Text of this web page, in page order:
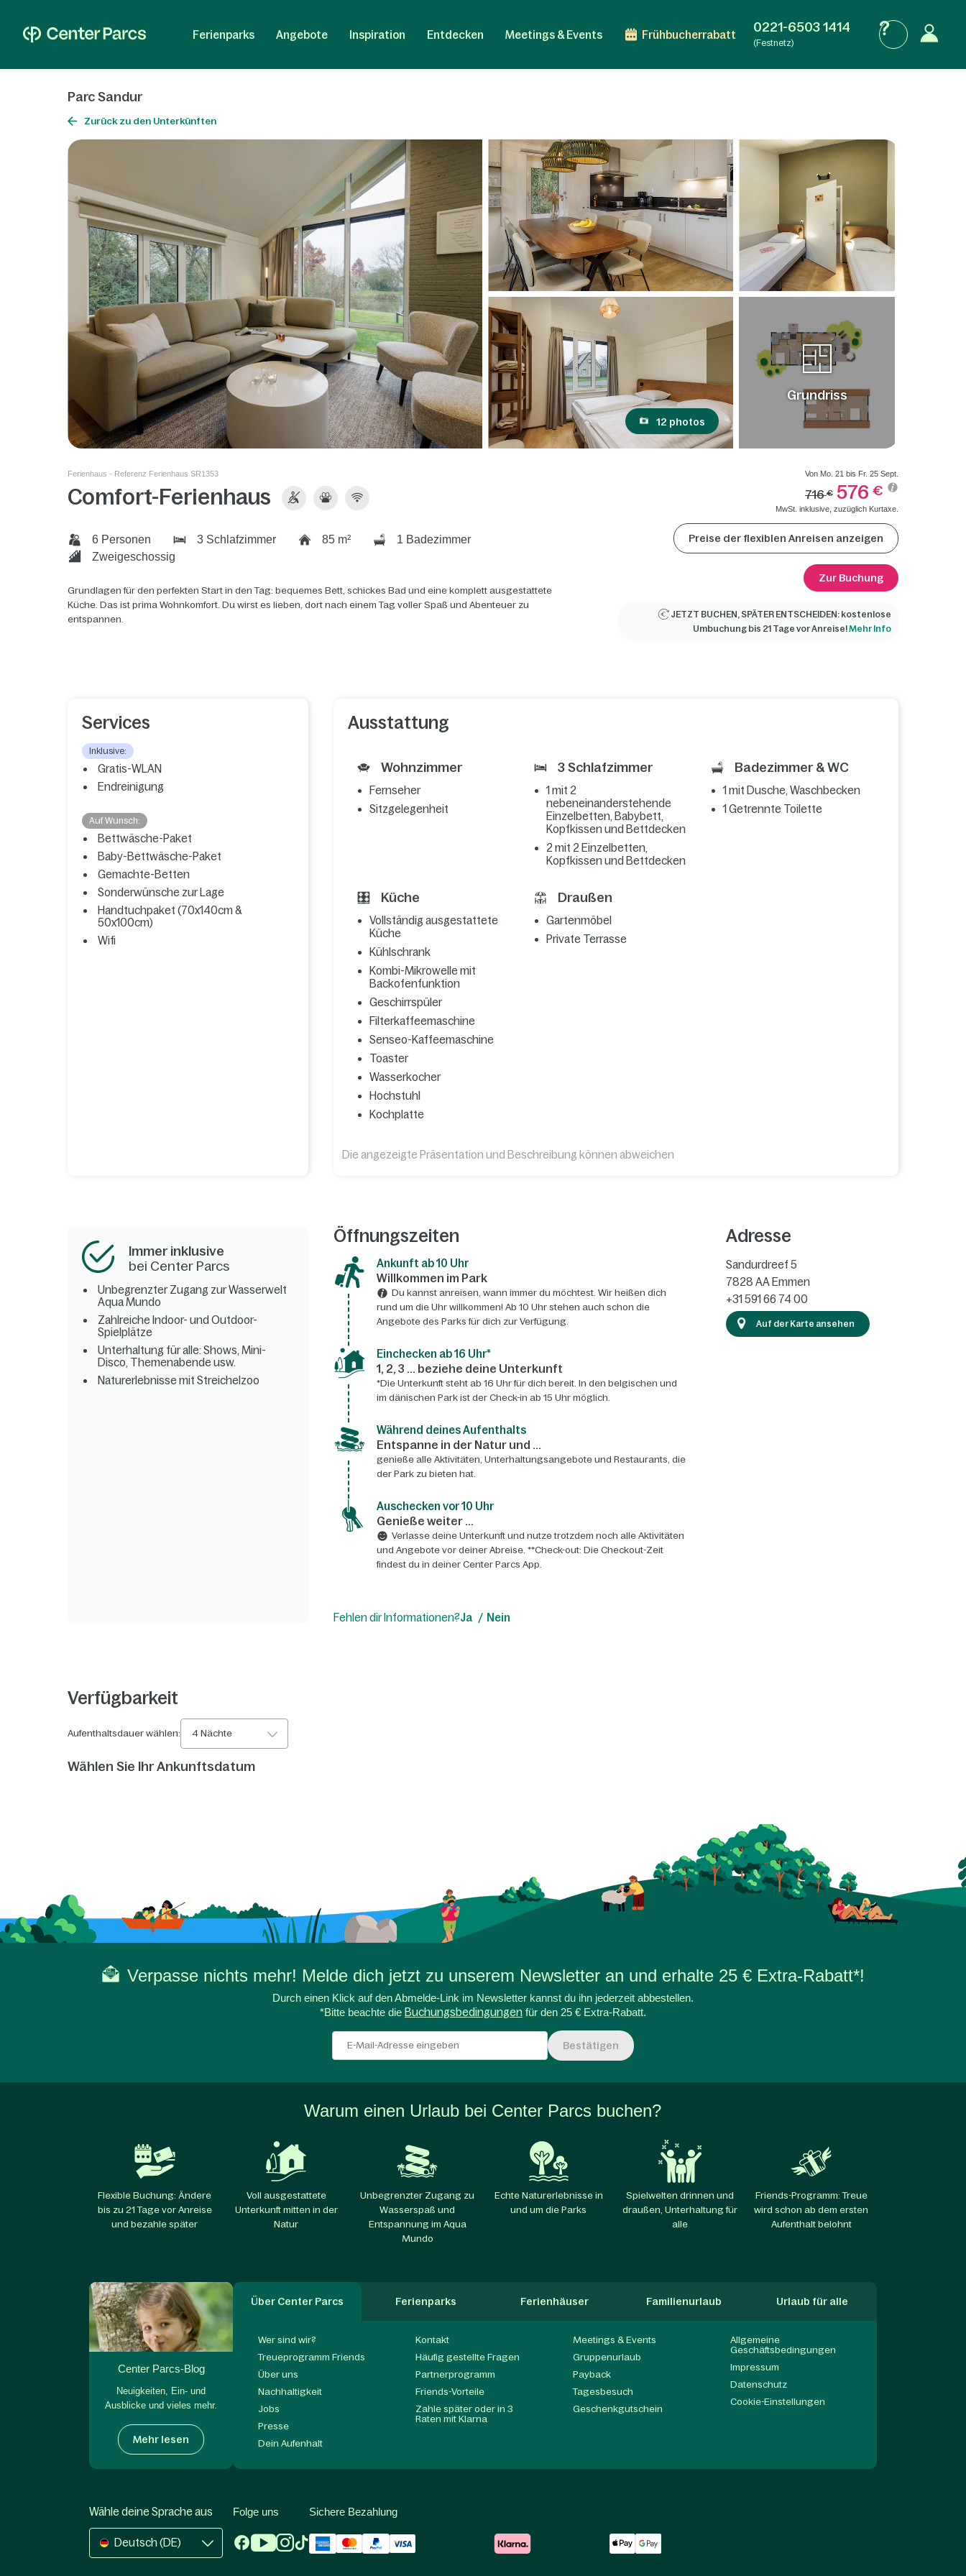
Ferienparks Angebote Inspiration Entdecken Meetings & Events Frühbucherrabatt 0221-6503 1414
(Festnetz)
Parc Sandur
Zurück zu den Unterkünften
12 photos
Grundriss
Ferienhaus - Referenz Ferienhaus SR1353
Comfort-Ferienhaus
6 Personen 3 Schlafzimmer 85 m²
1 Badezimmer
Zweigeschossig
Grundlagen für den perfekten Start in den Tag: bequemes Bett, schickes Bad und eine komplett ausgestattete
Küche. Das ist prima Wohnkomfort. Du wirst es lieben, dort nach einem Tag voller Spaß und Abenteuer zu
entspannen.
Von Mo. 21 bis Fr. 25 Sept.
716€ 576 €
MwSt. inklusive, zuzüglich Kurtaxe.
Preise der flexiblen Anreisen anzeigen
Zur Buchung
JETZT BUCHEN, SPÄTER ENTSCHEIDEN: kostenlose
Umbuchung bis 21 Tage vor Anreise!Mehr Info
Services
Inklusive:
Gratis-WLAN
Endreinigung
Auf Wunsch:
Bettwäsche-Paket
Baby-Bettwäsche-Paket
Gemachte-Betten
Sonderwünsche zur Lage
Handtuchpaket (70x140cm &
50x100cm)
Wifi
Ausstattung
Wohnzimmer
Fernseher
Sitzgelegenheit
3 Schlafzimmer
1 mit 2
nebeneinanderstehende
Einzelbetten, Babybett,
Kopfkissen und Bettdecken
2 mit 2 Einzelbetten,
Kopfkissen und Bettdecken
Badezimmer & WC
1 mit Dusche, Waschbecken
1 Getrennte Toilette
Küche
Vollständig ausgestattete
Küche
Kühlschrank
Kombi-Mikrowelle mit
Backofenfunktion
Geschirrspüler
Filterkaffeemaschine
Senseo-Kaffeemaschine
Toaster
Wasserkocher
Hochstuhl
Kochplatte
Draußen
Gartenmöbel
Private Terrasse
Die angezeigte Präsentation und Beschreibung können abweichen
Immer inklusive
bei Center Parcs
Unbegrenzter Zugang zur Wasserwelt
Aqua Mundo
Zahlreiche Indoor- und Outdoor-
Spielplätze
Unterhaltung für alle: Shows, Mini-
Disco, Themenabende usw.
Naturerlebnisse mit Streichelzoo
Öffnungszeiten
Ankunft ab 10 Uhr
Willkommen im Park
Du kannst anreisen, wann immer du möchtest. Wir heißen dich
rund um die Uhr willkommen! Ab 10 Uhr stehen auch schon die
Angebote des Parks für dich zur Verfügung.
Einchecken ab 16 Uhr*
1, 2, 3 ... beziehe deine Unterkunft
*Die Unterkunft steht ab 16 Uhr für dich bereit. In den belgischen und
im dänischen Park ist der Check-in ab 15 Uhr möglich.
Während deines Aufenthalts
Entspanne in der Natur und ...
genieße alle Aktivitäten, Unterhaltungsangebote und Restaurants, die
der Park zu bieten hat.
Auschecken vor 10 Uhr
Genieße weiter ...
Verlasse deine Unterkunft und nutze trotzdem noch alle Aktivitäten
und Angebote vor deiner Abreise. **Check-out: Die Checkout-Zeit
findest du in deiner Center Parcs App.
Adresse
Sandurdreef 5
7828 AA Emmen
+31 591 66 74 00
Auf der Karte ansehen
Fehlen dir Informationen?Ja Nein
Verfügbarkeit
Aufenthaltsdauer wählen: 4 Nächte
Wählen Sie Ihr Ankunftsdatum
Verpasse nichts mehr! Melde dich jetzt zu unserem Newsletter an und erhalte 25 € Extra-Rabatt*!
Durch einen Klick auf den Abmelde-Link im Newsletter kannst du ihn jederzeit abbestellen.
*Bitte beachte die Buchungsbedingungenfür den 25 € Extra-Rabatt.
Bestätigen
Warum einen Urlaub bei Center Parcs buchen?
Flexible Buchung: Ändere
bis zu 21 Tage vor Anreise
und bezahle später
Voll ausgestattete
Unterkunft mitten in der
Natur
Unbegrenzter Zugang zu
Wasserspaß und
Entspannung im Aqua
Mundo
Echte Naturerlebnisse in
und um die Parks​
Spielwelten drinnen und
draußen, Unterhaltung für
alle​
Friends-Programm: Treue
wird schon ab dem ersten
Aufenthalt belohnt
Center Parcs-Blog
Neuigkeiten, Ein- und
Ausblicke und vieles mehr.
Mehr lesen
Über Center Parcs Ferienparks Ferienhäuser Familienurlaub Urlaub für alle
Wer sind wir?
Treueprogramm Friends
Über uns
Nachhaltigkeit
Jobs
Presse
Dein Aufenhalt
Kontakt
Häufig gestellte Fragen
Partnerprogramm
Friends-Vorteile
Zahle später oder in 3
Raten mit Klarna
Meetings & Events
Gruppenurlaub
Payback
Tagesbesuch
Geschenkgutschein
Allgemeine
Geschäftsbedingungen
Impressum
Datenschutz
Cookie-Einstellungen
Wähle deine Sprache aus
Deutsch (DE)
Folge uns Sichere Bezahlung